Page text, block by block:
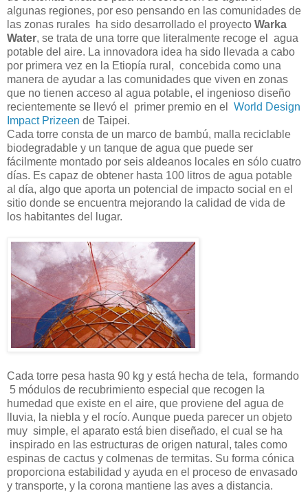
algunas regiones, por eso pensando en las comunidades de
las zonas rurales ha sido desarrollado el proyecto Warka
Water, se trata de una torre que literalmente recoge el agua
potable del aire. La innovadora idea ha sido llevada a cabo
por primera vez en la Etiopía rural, concebida como una
manera de ayudar a las comunidades que viven en zonas
que no tienen acceso al agua potable, el ingenioso diseño
recientemente se llevó el primer premio en el
World Design
Impact Prizeen de Taipei.
Cada torre consta de un marco de bambú, malla reciclable
biodegradable y un tanque de agua que puede ser
fácilmente montado por seis aldeanos locales en sólo cuatro
días. Es capaz de obtener hasta 100 litros de agua potable
al día, algo que aporta un potencial de impacto social en el
sitio donde se encuentra mejorando la calidad de vida de
los habitantes del lugar.
Cada torre pesa hasta 90 kg y está hecha de tela, formando
5 módulos de recubrimiento especial que recogen la
humedad que existe en el aire, que proviene del agua de
lluvia, la niebla y el rocío. Aunque pueda parecer un objeto
muy simple, el aparato está bien diseñado, el cual se ha
inspirado en las estructuras de origen natural, tales como
espinas de cactus y colmenas de termitas. Su forma cónica
proporciona estabilidad y ayuda en el proceso de envasado
y transporte, y la corona mantiene las aves a distancia.